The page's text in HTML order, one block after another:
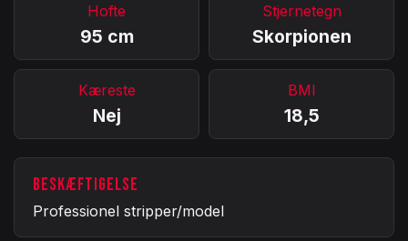
Hofte
95 cm
Stjernetegn
Skorpionen
Kæreste
Nej
BMI
18,5
BESKÆFTIGELSE
Professionel stripper/model